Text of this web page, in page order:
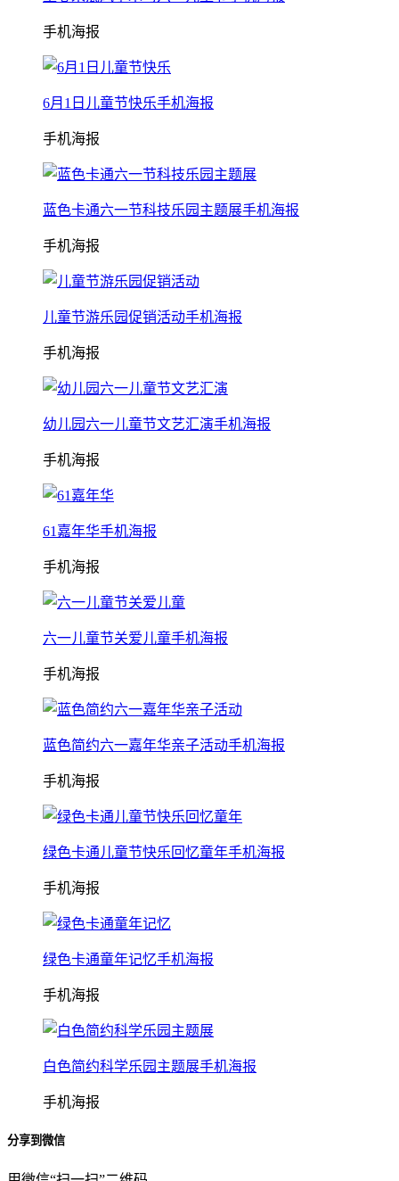
手机海报
6月1日儿童节快乐手机海报
手机海报
蓝色卡通六一节科技乐园主题展手机海报
手机海报
儿童节游乐园促销活动手机海报
手机海报
幼儿园六一儿童节文艺汇演手机海报
手机海报
61嘉年华手机海报
手机海报
六一儿童节关爱儿童手机海报
手机海报
蓝色简约六一嘉年华亲子活动手机海报
手机海报
绿色卡通儿童节快乐回忆童年手机海报
手机海报
绿色卡通童年记忆手机海报
手机海报
白色简约科学乐园主题展手机海报
手机海报
分享到微信